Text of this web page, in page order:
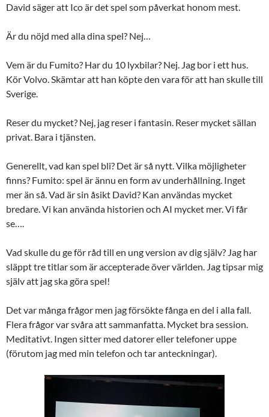
David säger att Ico är det spel som påverkat honom mest.
Är du nöjd med alla dina spel? Nej…
Vem är du Fumito? Har du 10 lyxbilar? Nej. Jag bor i ett hus.
Kör Volvo. Skämtar att han köpte den vara för att han skulle till
Sverige.
Reser du mycket? Nej, jag reser i fantasin. Reser mycket sällan
privat. Bara i tjänsten.
Generellt, vad kan spel bli? Det är så nytt. Vilka möjligheter
finns? Fumito: spel är ännu en form av underhållning. Inget
mer än så. Vad är sin åsikt David? Kan användas mycket
bredare. Vi kan använda historien och AI mycket mer. Vi får
se….
Vad skulle du ge för råd till en ung version av dig själv? Jag har
släppt tre titlar som är accepterade över världen. Jag tipsar mig
själv att jag ska göra spel!
Det var många frågor men jag försökte fånga en del i alla fall.
Flera frågor var svåra att sammanfatta. Mycket bra session.
Meditativt. Ingen sitter med datorer eller telefoner uppe
(förutom jag med min telefon och tar anteckningar).